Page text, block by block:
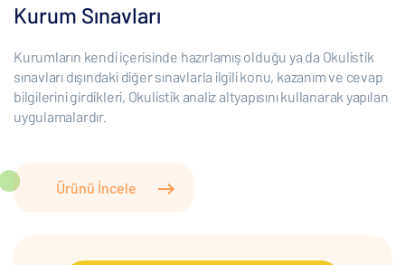
Kurum Sınavları
Kurumların kendi içerisinde hazırlamış olduğu ya da Okulistik
sınavları dışındaki diğer sınavlarla ilgili konu, kazanım ve cevap
bilgilerini girdikleri, Okulistik analiz altyapısını kullanarak yapılan
uygulamalardır.
Ürünü İncele